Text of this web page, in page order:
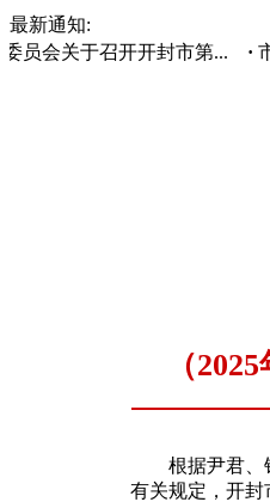
最新通知:
员会关于召开开封市第...
（
根据尹君、钱
有关规定，开